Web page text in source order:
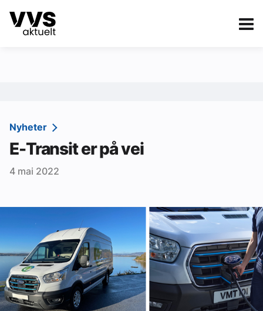
Kategorier
Sanitær
Ventilasjon
Varme og energi
Vann og avløp
Aktuelle prosjekter
Om VVS Aktuelt
Kontakt oss:
Nyheter
E-Transit er på vei
4 mai 2022